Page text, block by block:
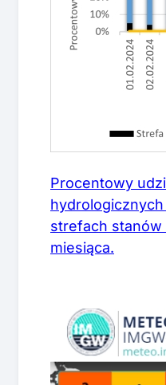
Procentowy
strefach
miesiąca.